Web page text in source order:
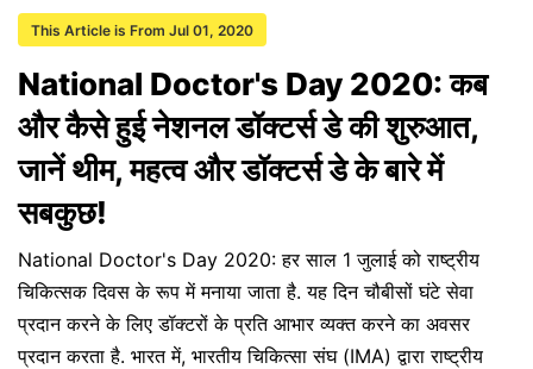
This Article is From Jul 01, 2020
National Doctor's Day 2020: कब
और कैसे हुई नेशनल डॉक्टर्स डे की शुरुआत,
जानें थीम, महत्व और डॉक्टर्स डे के बारे में
सबकुछ!
National Doctor's Day 2020: हर साल 1 जुलाई को राष्ट्रीय
चिकित्सक दिवस के रूप में मनाया जाता है. यह दिन चौबीसों घंटे सेवा
प्रदान करने के लिए डॉक्टरों के प्रति आभार व्यक्त करने का अवसर
प्रदान करता है. भारत में, भारतीय चिकित्सा संघ (IMA) द्वारा राष्ट्रीय